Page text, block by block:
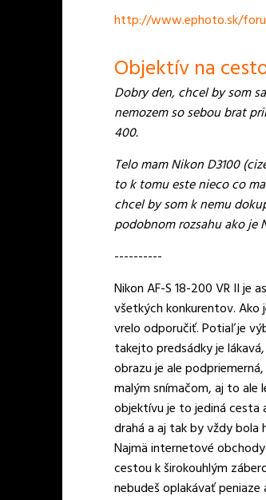
http://www.ephoto.sk/
Objektív na
Dobry den, chcel by som
nemozem so sebou brat
400.
Telo mam Nikon D3100
to k tomu este nieco co
chcel by som k nemu
podobnom rozsahu ako je
----------
Nikon AF-S 18-200 VR II
všetkých konkurentov.
vrelo odporučiť. Potiaľ je
takejto predsádky je
obrazu je ale
malým snímačom, aj to ale
objektívu je to jediná cesta
drahá a aj tak by vždy
Najmä internetové
cestou k širokouhlým
nebudeš oplakávať